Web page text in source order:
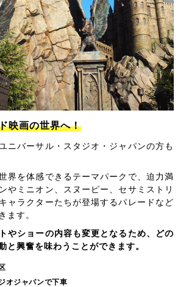
映画の世界へ！
ニバーサル・スタジオ・ジャパンの方も
界を体感できるテーマパークで、迫力満
やミニオン、スヌーピー、セサミストリ
ャラクターたちが登場するパレードなど
ます。
やショーの内容も変更となるため、どの
と興奮を味わうことができます。
オジャパンで下車